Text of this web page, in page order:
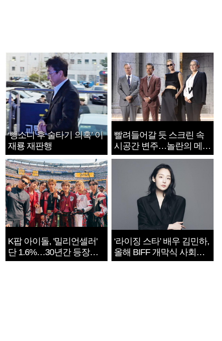
‘뺑소니 후 술타기 의혹’ 이
재룡 재판행
빨려들어갈 듯 스크린 속
시공간 변주…놀란의 메시
지는 ‘전쟁 속죄’
K팝 아이돌, '밀리언셀러'
단 1.6%…30년간 등장
1182개팀 전수조사
‘라이징 스타’ 배우 김민하,
올해 BIFF 개막식 사회자
확정